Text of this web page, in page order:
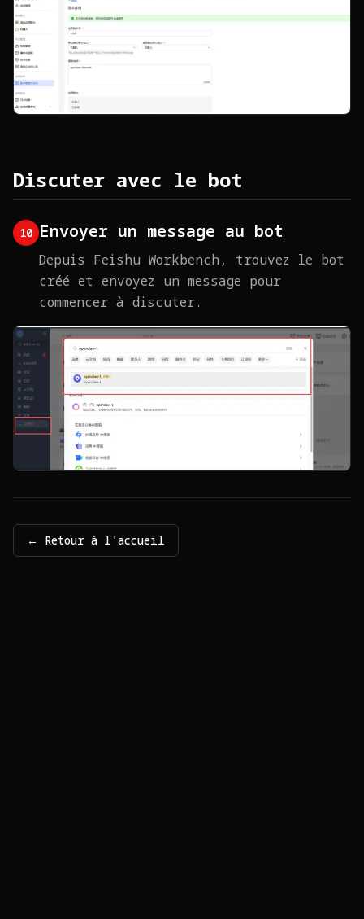
Discuter avec le bot
10 Envoyer un message au bot
Depuis Feishu Workbench, trouvez le bot
créé et envoyez un message pour
commencer à discuter.
← Retour à l'accueil